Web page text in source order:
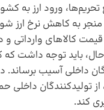
ورود ارز به
منجر به کاهش نرخ ارز
کالاهای وارداتی
باید توجه داشت که
داخلی آسیب برساند.
داخلی
کند.